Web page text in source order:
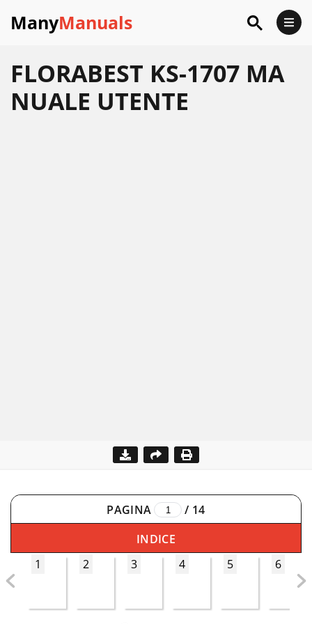
ManyManuals
FLORABEST KS-1707 MA
NUALE UTENTE
PAGINA / 14
INDICE
1
2 3 4 5 6